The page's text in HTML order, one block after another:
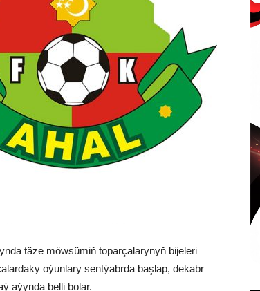
täze möwsümiň toparçalarynyň bijeleri
oýunlary sentýabrda başlap, dekabr
aýynda belli bolar.